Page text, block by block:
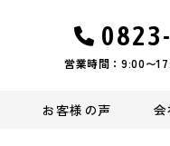
営業時間：9:00〜
お客様の声